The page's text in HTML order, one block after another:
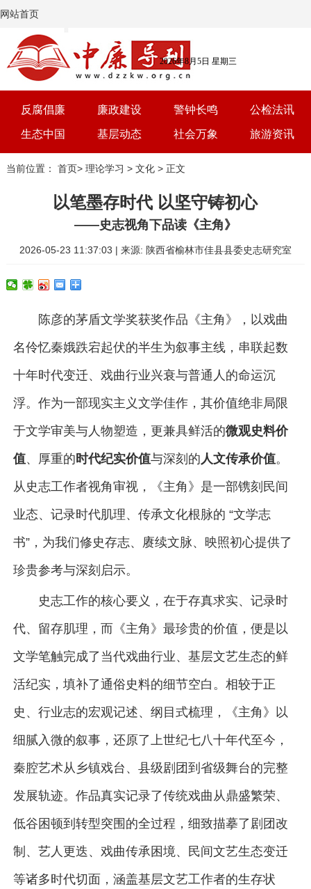
网站首页
2026年8月5日 星期三
反腐倡廉 廉政建设 警钟长鸣 公检法讯
生态中国 基层动态 社会万象 旅游资讯
党建 文选 三农 艺术
当前位置： 首页> 理论学习 > 文化> 正文
以笔墨存时代 以坚守铸初心
——史志视角下品读《主角》
2026-05-23 11:37:03 | 来源: 陕西省榆林市佳县县委史志研究室
陈彦的茅盾文学奖获奖作品《主角》，以戏曲
名伶忆秦娥跌宕起伏的半生为叙事主线，串联起数
十年时代变迁、戏曲行业兴衰与普通人的命运沉
浮。作为一部现实主义文学佳作，其价值绝非局限
于文学审美与人物塑造，更兼具鲜活的微观史料价
值、厚重的时代纪实价值与深刻的人文传承价值。
从史志工作者视角审视，《主角》是一部镌刻民间
业态、记录时代肌理、传承文化根脉的 “文学志
书”，为我们修史存志、赓续文脉、映照初心提供了
珍贵参考与深刻启示。
史志工作的核心要义，在于存真求实、记录时
代、留存肌理，而《主角》最珍贵的价值，便是以
文学笔触完成了当代戏曲行业、基层文艺生态的鲜
活纪实，填补了通俗史料的细节空白。相较于正
史、行业志的宏观记述、纲目式梳理，《主角》以
细腻入微的叙事，还原了上世纪七八十年代至今，
秦腔艺术从乡镇戏台、县级剧团到省级舞台的完整
发展轨迹。作品真实记录了传统戏曲从鼎盛繁荣、
低谷困顿到转型突围的全过程，细致描摹了剧团改
制、艺人更迭、戏曲传承困境、民间文艺生态变迁
等诸多时代切面，涵盖基层文艺工作者的生存状